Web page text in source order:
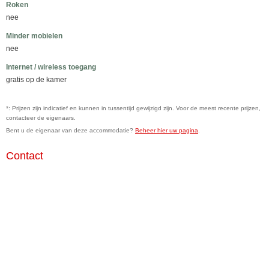
Roken
nee
Minder mobielen
nee
Internet / wireless toegang
gratis op de kamer
*: Prijzen zijn indicatief en kunnen in tussentijd gewijzigd zijn. Voor de meest recente prijzen,
contacteer de eigenaars.
Bent u de eigenaar van deze accommodatie? Beheer hier uw pagina
Contact